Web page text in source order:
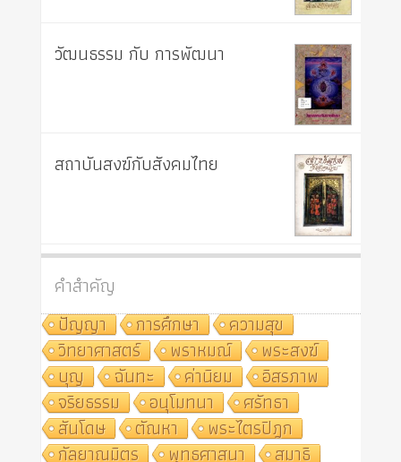
วัฒนธรรม กับ การพัฒนา
สถาบันสงฆ์กับสังคมไทย
คำสำคัญ
ปัญญา
การศึกษา
ความสุข
วิทยาศาสตร์
พราหมณ์
พระสงฆ์
บุญ
ฉันทะ ค่านิยม
อิสรภาพ
จริยธรรม
อนุโมทนา
ศรัทธา
สันโดษ
ตัณหา
พระไตรปิฎก
กัลยาณมิตร
พุทธศาสนา สมาธิ